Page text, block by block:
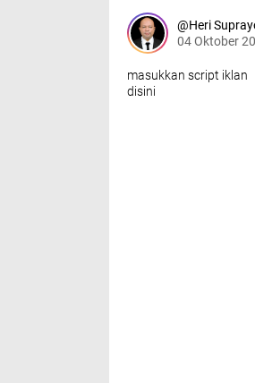
Heri
04 Oktober
masukkan script iklan
disini